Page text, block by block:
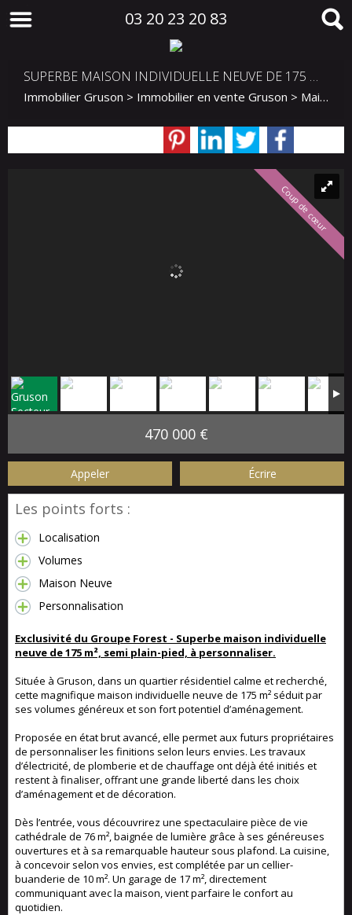
03 20 23 20 83
SUPERBE MAISON INDIVIDUELLE NEUVE DE 175 M² – SEMI PLAIN-PIED – FORT POTENTIEL DE PERSONNALISATION
Immobilier Gruson > Immobilier en vente Gruson > Maison Individuelle en vente Gruson
Coup de cœur
470 000 €
Appeler Écrire
Les points forts :
Localisation
Volumes
Maison Neuve
Personnalisation
Exclusivité du Groupe Forest - Superbe maison individuelle
neuve de 175 m², semi plain-pied, à personnaliser.
Située à Gruson, dans un quartier résidentiel calme et recherché,
cette magnifique maison individuelle neuve de 175 m² séduit par
ses volumes généreux et son fort potentiel d’aménagement.
Proposée en état brut avancé, elle permet aux futurs propriétaires
de personnaliser les finitions selon leurs envies. Les travaux
d’électricité, de plomberie et de chauffage ont déjà été initiés et
restent à finaliser, offrant une grande liberté dans les choix
d’aménagement et de décoration.
Dès l’entrée, vous découvrirez une spectaculaire pièce de vie
cathédrale de 76 m², baignée de lumière grâce à ses généreuses
ouvertures et à sa remarquable hauteur sous plafond. La cuisine,
à concevoir selon vos envies, est complétée par un cellier-
buanderie de 10 m². Un garage de 17 m², directement
communiquant avec la maison, vient parfaire le confort au
quotidien.